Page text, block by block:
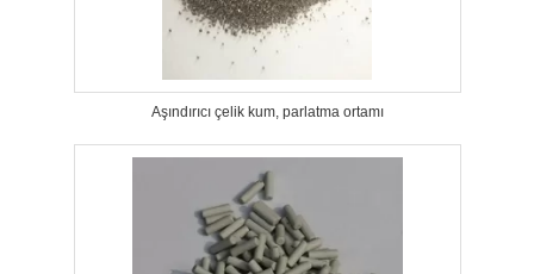
Aşındırıcı çelik kum, parlatma ortamı